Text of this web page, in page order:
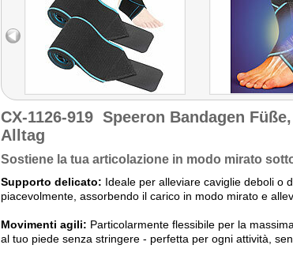
CX-1126-919 Speeron Bandagen
Alltag
Sostiene la tua articolazione in modo mirato
Supporto delicato: Ideale per alleviare caviglie deboli o
piacevolmente, assorbendo il carico in modo mirato e
Movimenti agili: Particolarmente flessibile per la
al tuo piede senza stringere - perfetta per ogni attività,